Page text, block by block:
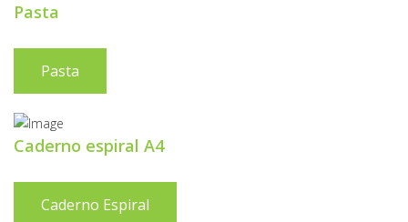
Pasta
Pasta
Caderno espiral A4
Caderno Espiral